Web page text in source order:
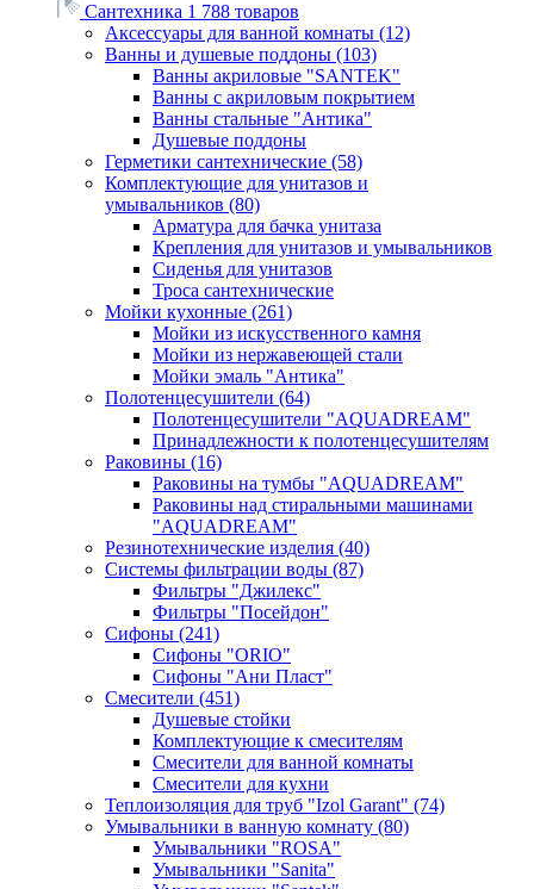
Сантехника 1 788 товаров
Аксессуары для ванной комнаты (12)
Ванны и душевые поддоны (103)
Ванны акриловые "SANTEK"
Ванны с акриловым покрытием
Ванны стальные "Антика"
Душевые поддоны
Герметики сантехнические (58)
Комплектующие для унитазов и
умывальников (80)
Арматура для бачка унитаза
Крепления для унитазов и умывальников
Сиденья для унитазов
Троса сантехнические
Мойки кухонные (261)
Мойки из искусственного камня
Мойки из нержавеющей стали
Мойки эмаль "Антика"
Полотенцесушители (64)
Полотенцесушители "AQUADREAM"
Принадлежности к полотенцесушителям
Раковины (16)
Раковины на тумбы "AQUADREAM"
Раковины над стиральными машинами
"AQUADREAM"
Резинотехнические изделия (40)
Системы фильтрации воды (87)
Фильтры "Джилекс"
Фильтры "Посейдон"
Сифоны (241)
Сифоны "ORIO"
Сифоны "Ани Пласт"
Смесители (451)
Душевые стойки
Комплектующие к смесителям
Смесители для ванной комнаты
Смесители для кухни
Теплоизоляция для труб "Izol Garant" (74)
Умывальники в ванную комнату (80)
Умывальники "ROSA"
Умывальники "Sanita"